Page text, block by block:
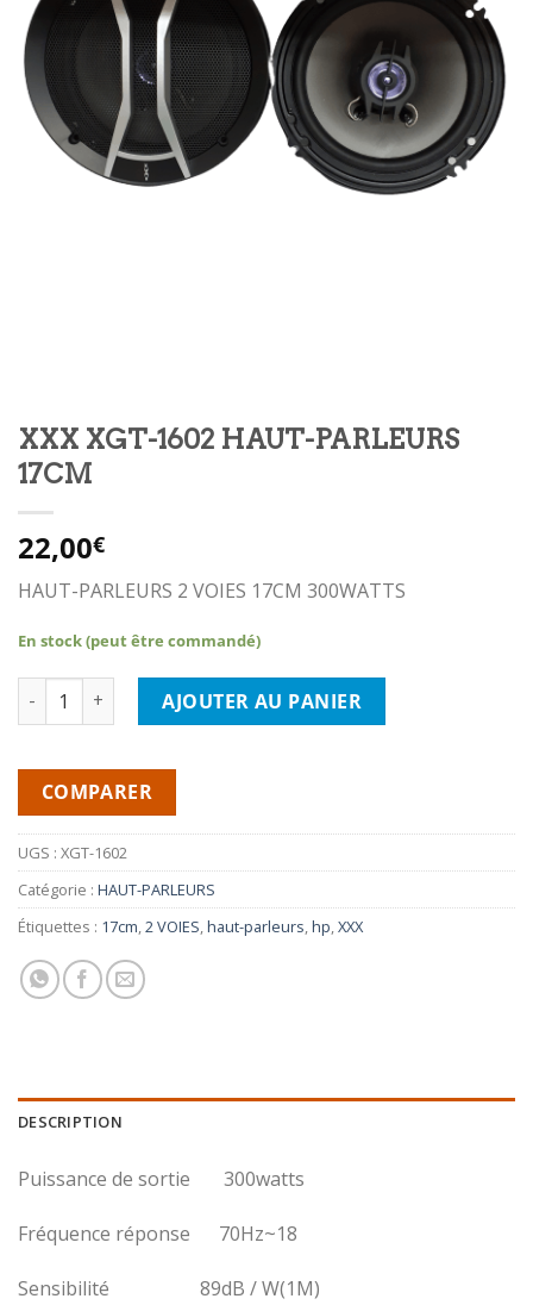
XXX XGT-1602 HAUT-PARLEURS
17CM
22,00€
HAUT-PARLEURS 2 VOIES 17CM 300WATTS
En stock (peut être commandé)
quantité de XXX XGT-1602 HAUT-PARLEURS 17CM
AJOUTER AU PANIER
COMPARER
UGS : XGT-1602
Catégorie : HAUT-PARLEURS
Étiquettes : 17cm,2 VOIES,haut-parleurs,hp,XXX
DESCRIPTION
Puissance de sortie 300watts
Fréquence réponse 70Hz~18
Sensibilité 89dB / W(1M)